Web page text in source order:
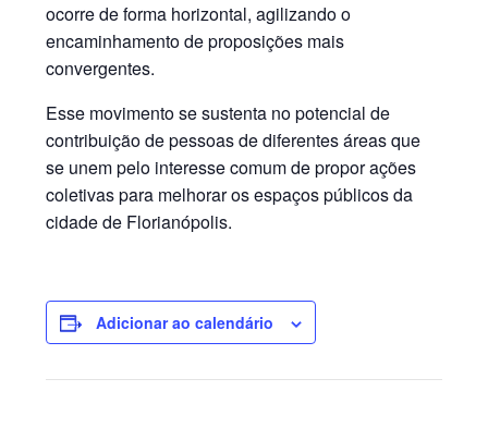
ocorre de forma horizontal, agilizando o
encaminhamento de proposições mais
convergentes.
Esse movimento se sustenta no potencial de
contribuição de pessoas de diferentes áreas que
se unem pelo interesse comum de propor ações
coletivas para melhorar os espaços públicos da
cidade de Florianópolis.
Adicionar ao calendário